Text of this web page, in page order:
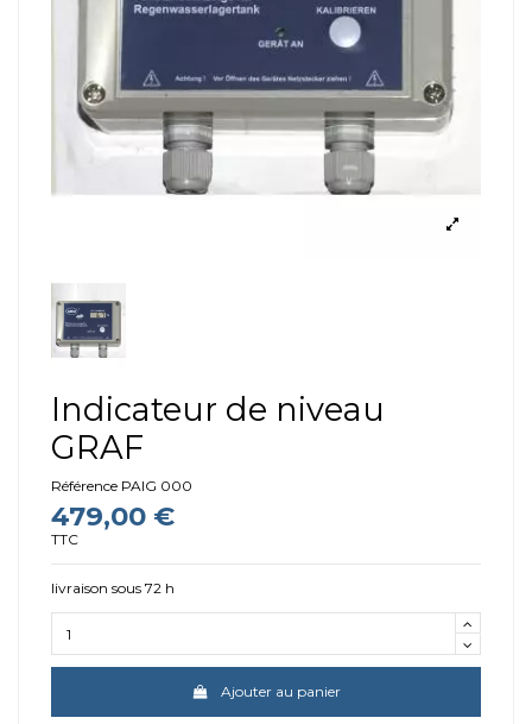
Indicateur de niveau
GRAF
Référence PAIG 000
479,00 €
TTC
livraison sous 72 h
Ajouter au panier